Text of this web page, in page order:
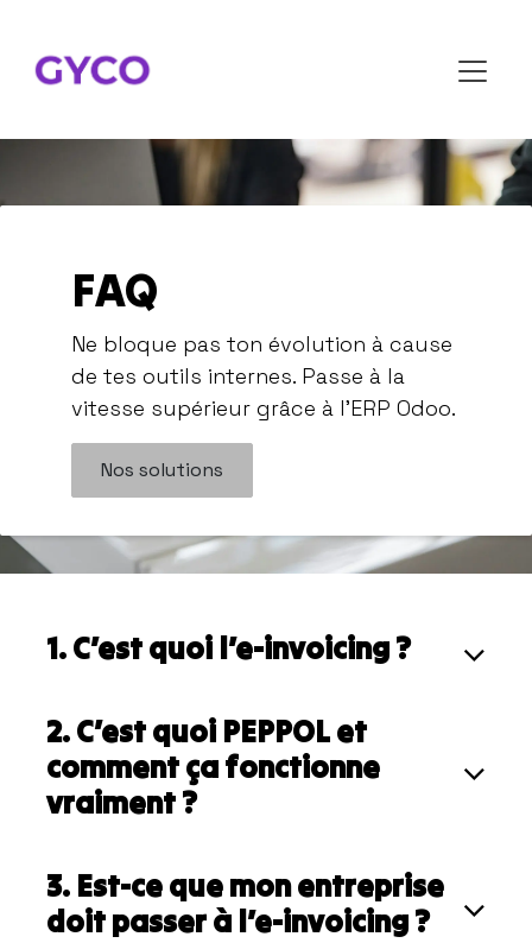
FAQ
Ne bloque pas ton évolution à cause
de tes outils internes. Passe à la
vitesse supérieur grâce à l'ERP Odoo.
Nos solutions
1. C’est quoi l’e-invoicing ?
2. C’est quoi PEPPOL et
comment ça fonctionne
vraiment ?
3. Est-ce que mon entreprise
doit passer à l’e-invoicing ?